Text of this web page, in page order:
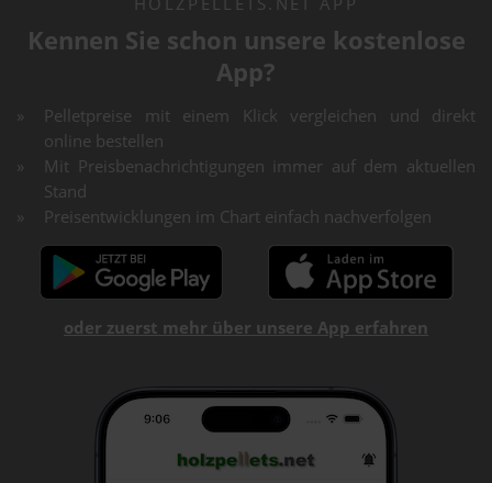
Kennen Sie schon unsere kostenlose
App?
Pelletpreise mit einem Klick vergleichen und direkt
online bestellen
Mit Preisbenachrichtigungen immer auf dem aktuellen
Stand
Preisentwicklungen im Chart einfach nachverfolgen
oder zuerst mehr über unsere App erfahren